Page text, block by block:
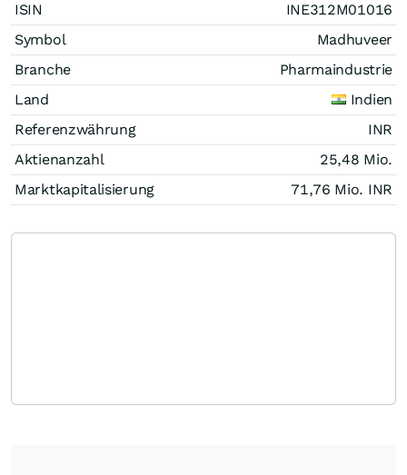
ISIN
INE312M01016
Symbol
Madhuveer
Branche
Pharmaindustrie
Land
Indien
Referenzwährung
INR
Aktienanzahl
25,48 Mio.
Marktkapitalisierung
71,76 Mio. INR